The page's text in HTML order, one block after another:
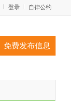
自律公约
登录
免费发布信息